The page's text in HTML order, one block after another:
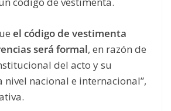
el código de vestimenta
será formal, en razón de
del acto y su
nivel nacional e internacional”,